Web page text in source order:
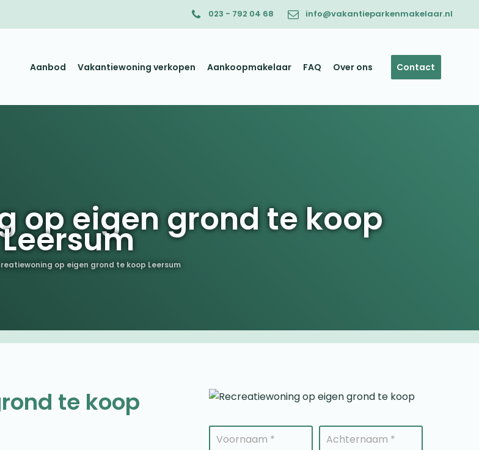
023 - 792 04 68 info@vakantieparkenmakelaar.nl
Aanbod Vakantiewoning verkopen Aankoopmakelaar FAQ Over ons Contact
op eigen grond te koop
Leersum
op eigen grond te koop Leersum
te koop